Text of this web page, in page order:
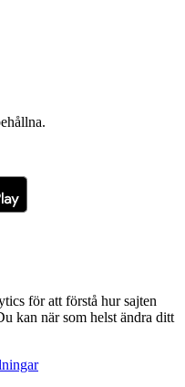
för att förstå hur sajten
kan när som helst ändra ditt